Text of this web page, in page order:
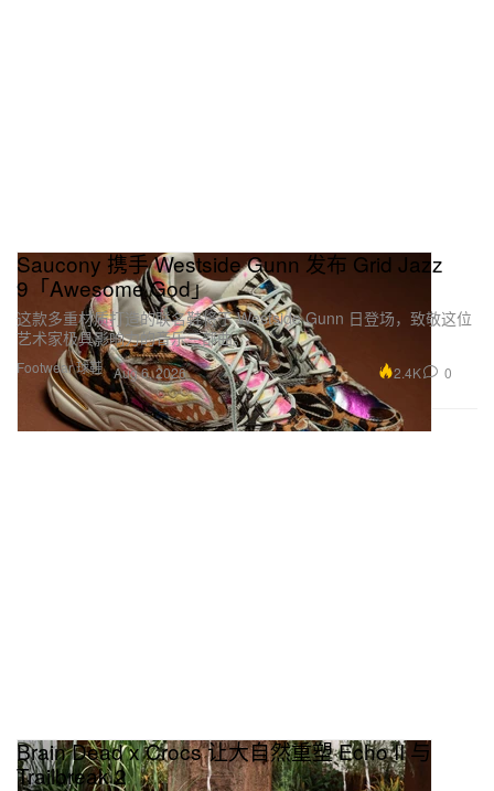
Footwear 球鞋
Saucony 携手 Westside Gunn 发布 Grid Jazz
9「Awesome God」
这款多重材质打造的联名鞋将于 Westside Gunn 日登场，致敬这位
艺术家极具影响力的音乐三部曲。
Aug 6, 2026 2.4K 0
Brain Dead x Crocs 让大自然重塑 Echo II 与
Trailbreak 2